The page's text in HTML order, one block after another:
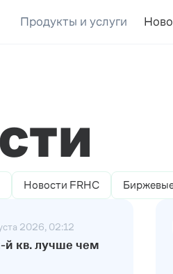
Продукты и услуги
Новости FRHC
2026, 02:12
й кв. лучше чем